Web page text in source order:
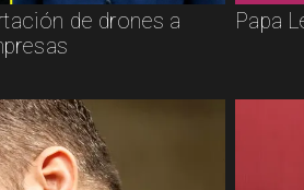
de drones a
Papa